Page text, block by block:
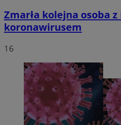
Zmarła kolejna osoba
koronawirusem
16